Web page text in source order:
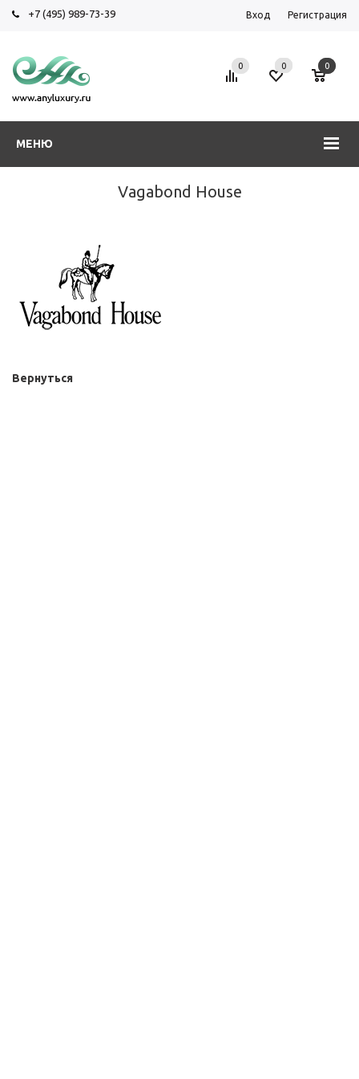
+7 (495) 989-73-39 Вход Регистрация
МЕНЮ
0 0 0
Vagabond House
Вернуться